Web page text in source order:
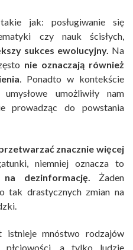
jak: posługiwanie się
czy nauk ścisłych,
sukces ewolucyjny. Na
nie oznaczają również
. Ponadto w kontekście
umożliwiły nam
prowadząc do powstania
znacznie więcej
niemniej oznacza to
na dezinformację. Żaden
tak drastycznych zmian na
istnieje mnóstwo rodzajów
a tylko ludzie